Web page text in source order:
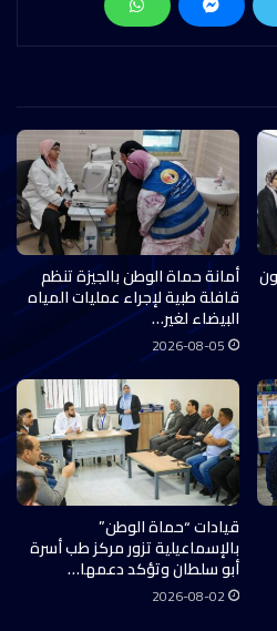
أمانة حماة الوطن بالجيزة تنظم
قافلة طبية لإجراء عمليات المياه
البيضاء لغير…
2026-08-05
قيادات “حماة الوطن”
بالإسماعيلية تزور مركز طب أسرة
أبو سلطان وتؤكد دعمها…
2026-08-02